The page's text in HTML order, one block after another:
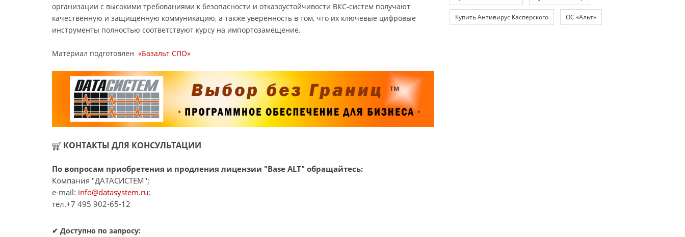
организации с высокими требованиями к безопасности и отказоустойчивости ВКС-систем получают
качественную и защищённую коммуникацию, а также уверенность в том, что их ключевые цифровые
инструменты полностью соответствуют курсу на импортозамещение.
Материал подготовлен «Базальт СПО»
КОНТАКТЫ ДЛЯ КОНСУЛЬТАЦИИ
По вопросам приобретения и продления лицензии "Base ALT" обращайтесь:
Компания "ДАТАСИСТЕМ";
e-mail: info@datasystem.ru;
тел.+7 495 902-65-12
✔ Доступно по запросу:
Купить Антивирус Касперского ОС «Альт»